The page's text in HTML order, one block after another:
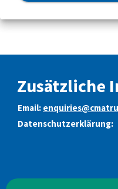
Zusätzliche
Email:
Datenschutzerklärung: